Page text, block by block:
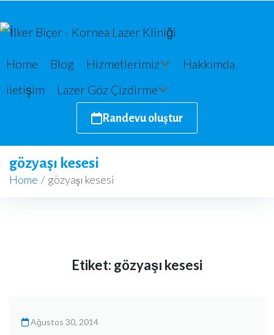
Home Blog Hizmetlerimiz
Hakkımda
iletişim
Lazer Göz Çizdirme
Randevu oluştur
gözyaşı kesesi
Home / gözyaşı kesesi
Etiket: gözyaşı kesesi
Ağustos 30, 2014